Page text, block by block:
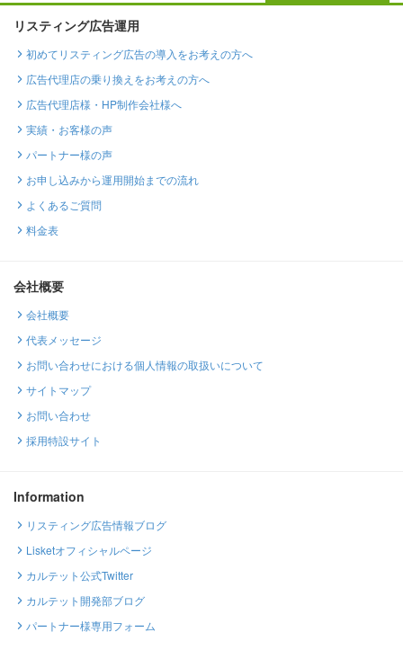
リスティング広告運用
初めてリスティング広告の導入をお考えの方へ
広告代理店の乗り換えをお考えの方へ
広告代理店様・HP制作会社様へ
実績・お客様の声
パートナー様の声
お申し込みから運用開始までの流れ
よくあるご質問
料金表
会社概要
会社概要
代表メッセージ
お問い合わせにおける個人情報の取扱いについて
サイトマップ
お問い合わせ
採用特設サイト
Information
リスティング広告情報ブログ
Lisketオフィシャルページ
カルテット公式Twitter
カルテット開発部ブログ
パートナー様専用フォーム